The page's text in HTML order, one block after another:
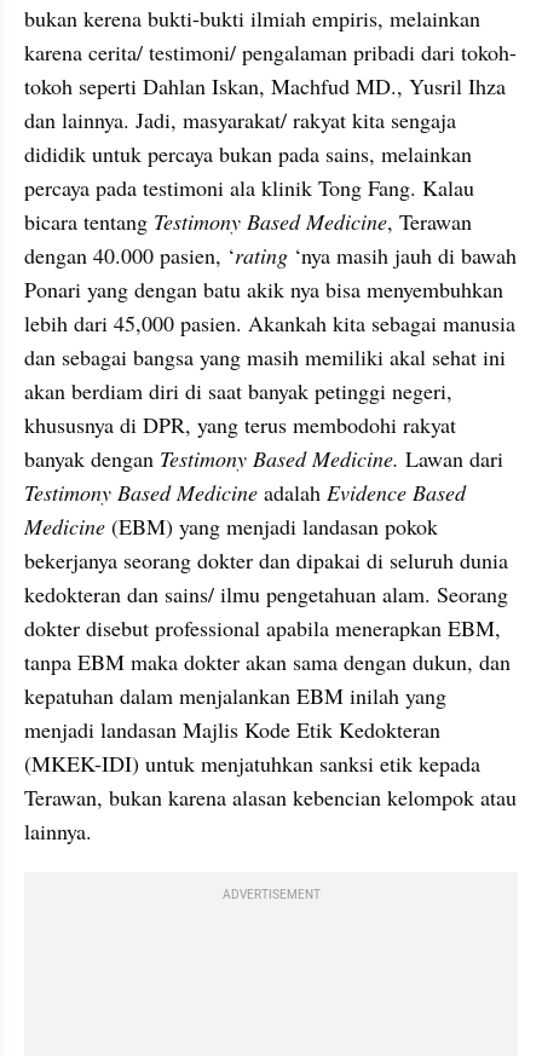
bukan kerena bukti-bukti ilmiah empiris, melainkan
karena cerita/ testimoni/ pengalaman pribadi dari tokoh-
tokoh seperti Dahlan Iskan, Machfud MD., Yusril Ihza
dan lainnya. Jadi, masyarakat/ rakyat kita sengaja
dididik untuk percaya bukan pada sains, melainkan
percaya pada testimoni ala klinik Tong Fang. Kalau
bicara tentang Testimony Based Medicine, Terawan
dengan 40.000 pasien, ‘rating ‘nya masih jauh di bawah
Ponari yang dengan batu akik nya bisa menyembuhkan
lebih dari 45,000 pasien. Akankah kita sebagai manusia
dan sebagai bangsa yang masih memiliki akal sehat ini
akan berdiam diri di saat banyak petinggi negeri,
khususnya di DPR, yang terus membodohi rakyat
banyak dengan Testimony Based Medicine.
Testimony Based Medicine adalah Evidence Based
Medicine (EBM) yang menjadi landasan pokok
bekerjanya seorang dokter dan dipakai di seluruh dunia
kedokteran dan sains/ ilmu pengetahuan alam. Seorang
dokter disebut professional apabila menerapkan EBM,
tanpa EBM maka dokter akan sama dengan dukun, dan
kepatuhan dalam menjalankan EBM inilah yang
menjadi landasan Majlis Kode Etik Kedokteran
(MKEK-IDI) untuk menjatuhkan sanksi etik kepada
Terawan, bukan karena alasan kebencian kelompok atau
lainnya.
ADVERTISEMENT